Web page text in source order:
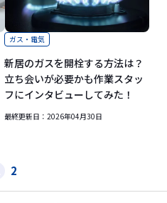
ガス・電気
新居のガスを開栓する方法は？
立ち会いが必要かも作業スタッ
フにインタビューしてみた！
最終更新日： 2026年04月30日
2